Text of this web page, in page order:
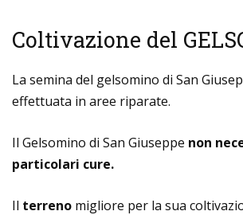
Coltivazione del
La semina del gelsomino di San
effettuata in aree riparate.
Il Gelsomino di San Giuseppe non
particolari cure.
Il terreno migliore per la sua